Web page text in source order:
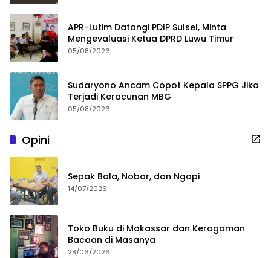
APR-Lutim Datangi PDIP Sulsel, Minta
Mengevaluasi Ketua DPRD Luwu Timur
05/08/2026
Sudaryono Ancam Copot Kepala SPPG Jika
Terjadi Keracunan MBG
05/08/2026
Opini
Sepak Bola, Nobar, dan Ngopi
14/07/2026
Toko Buku di Makassar dan Keragaman
Bacaan di Masanya
28/06/2026